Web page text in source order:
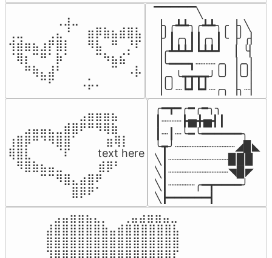
⠀⠀⠀⠀⠀⠀⢀⣰⣀⠀⠀⠀⠀⠀⠀⠀⠀
⢀⣀⠀⠀⠀⢀⣄⠘⠀⠀⣶⡿⣷⣦⣾⣿⣧
⢺⣾⣶⣦⣰⡟⣿⡇⠀⠀⠻⣧⠀⠛⠀⡘⠏
⠈⢿⡆⠉⠛⠁⡷⠁⠀⠀⠀⠉⠳⣦⣮⠁⠀
⠀⠀⠛⢷⣄⣼⠃⠀⠀⠀⠀⠀⠀⠉⠀⠠⡧
⠀⠀⠀⠀⠉⠋⠀⠀⠀⠠⡥⠄⠀⠀⠀⠀⠀
▔▔▔▔▔╲
▕╮╭┻┻╮╭┻┻╮╭▕╮╲
▕╯┃╭╮┃┃╭╮┃╰▕╯╭▏
▕╭┻┻┻┛┗┻┻┛  ▕  ╰▏
▕╰━━━┓┈┈┈╭╮▕╭╮▏
▕╭╮╰┳┳┳┳╯╰╯▕╰╯▏
▕╰╯┈┗┛┗┛┈╭╮▕╮┈▏
⠀⠀⠀⠀⠀⠀⠀⠀⠀⣠⣶⣶⣶⣦⠀⠀
⠀⠀⣠⣤⣤⣄⣀⣾⣿⠟⠛⠻⢿⣷⠀
⢰⣿⡿⠛⠙⠻⣿⣿⠁⠀⠀ ⠀⣶⢿⡇
⢿⣿⣇⠀⠀⠀⠈⠏⠀⠀⠀ text here
⠀⠻⣿⣷⣦⣤⣀⠀⠀⠀ ⠀⣾⡿⠃⠀
⠀⠀⠀⠀⠉⠉⠻⣿⣄⣴⣿⠟⠀⠀⠀
⠀⠀⠀⠀⠀⠀⠀⠀⣿⡿⠟⠁⠀⠀⠀
╭━┳━╭━╭━╮╮
┃┈┈┈┣▅╋▅┫┃
┃┈┃┈╰━╰━━━━━━╮
╰┳╯┈┈┈┈┈┈┈┈┈◢▉◣
╲┃┈┈┈┈┈┈┈┈┈▉▉▉
╲┃┈┈┈┈┈┈┈┈┈◥▉◤
╲┃┈┈┈┈╭━┳━━━━╯
╲┣━━━━━━┫﻿
⠀⣠⣤⣶⣶⣦⣄⡀  ⠀⢀⣤⣴⣶⣶⣤⣀⠀
⣼⣿⣿⣿⣿⣿⣿⣷⣤⣾⣿⣿⣿⣿⣿⣿⣧
⣿⣿⣿⣿⣿⣿⣿⣿⣿⣿⣿⣿⣿⣿⣿⣿⣿
⠹⣿⣿⣿⣿⣿⣿⣿⣿⣿⣿⣿⣿⣿⣿⣿⠏